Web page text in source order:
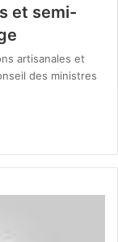
et semi-
artisanales et
des ministres